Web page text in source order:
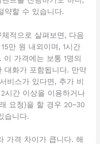
약할 수 있습니다.
적으로 살펴보면, 다음
만 원 내외이며, 1시간
가격에는 보통 1명의
대화가 포함됩니다. 만약
비스가 있다면, 추가 비
시간 이상을 이용하거나
요청)을 할 경우 20~30
습니다.
가격 차이가 큽니다. 해